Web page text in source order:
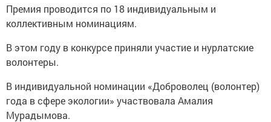
Премия проводится по 18 индивидуальным и
коллективным номинациям.
В этом году в конкурсе приняли участие и нурлатские
волонтеры.
В индивидуальной номинации «Доброволец (волонтер)
года в сфере экологии» участвовала Амалия
Мурадымова.